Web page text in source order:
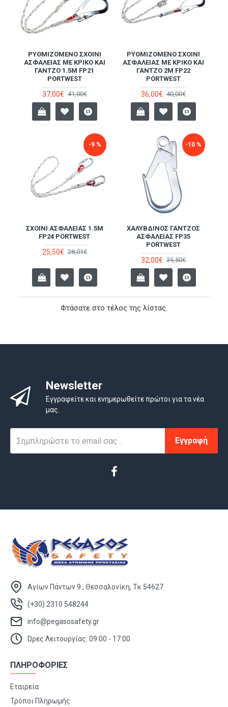
ΡΥΘΜΙΖΌΜΕΝΟ ΣΧΟΙΝΊ
ΑΣΦΑΛΕΊΑΣ ΜΕ ΚΡΊΚΟ ΚΑΙ
ΓΆΝΤΖΟ 1.5M FP21
PORTWEST
37,00€ 41,00€
ΡΥΘΜΙΖΌΜΕΝΟ ΣΧΟΙΝΊ
ΑΣΦΑΛΕΊΑΣ ΜΕ ΚΡΊΚΟ ΚΑΙ
ΓΆΝΤΖΟ 2M FP22
PORTWEST
36,00€ 40,00€
-9 %
ΣΧΟΙΝΊ ΑΣΦΑΛΕΊΑΣ 1.5M
FP24 PORTWEST
25,50€ 28,01€
-10 %
ΧΑΛΎΒΔΙΝΟΣ ΓΆΝΤΖΟΣ
ΑΣΦΑΛΕΊΑΣ FP35
PORTWEST
32,00€ 35,50€
Φτάσατε στο τέλος της λίστας.
Newsletter
Εγγραφείτε και ενημερωθείτε πρώτοι για τα νέα
μας.
Εγγραφή
Αγίων Πάντων 9 , Θεσσαλονίκη, Τκ 54627
(+30) 2310 548244
info@pegasosafety.gr
Ώρες Λειτουργίας: 09:00 - 17:00
ΠΛΗΡΟΦΟΡΙΕΣ
Εταιρεία
Τρόποι Πληρωμής